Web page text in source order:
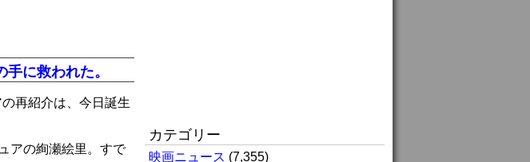
カテゴリー
映画ニュース (7,355)
に救われた。
再紹介は、今日誕生
アの絢瀬絵里。すで